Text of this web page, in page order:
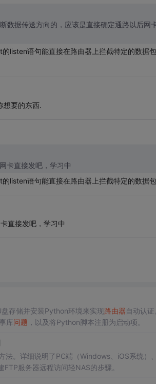
据传送方向的，应该是直接确定通路以后网
listen语句能直接在路由器上拦截特定的数据
想要的东西.
卡直接发吧，学习中
listen语句能直接在路由器上拦截特定的数据
直接发吧，学习中
盘存储并安装Python环境来实现路由器自动认
库问题 ，以及将Python脚本注册为启动项。
法。详细说明了PC端（Windows、iOS系统）
FTP服务器远程访问轻NAS的步骤。